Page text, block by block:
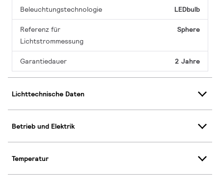
Beleuchtungstechnologie LEDbulb
Referenz für
Lichtstrommessung
Sphere
Garantiedauer 2 Jahre
Lichttechnische Daten
Betrieb und Elektrik
Temperatur